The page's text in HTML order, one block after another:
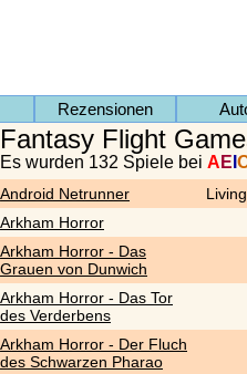
Rezensionen
Fantasy Flight
Es wurden 132 Spiele bei A E
Android Netrunner
Arkham Horror
Arkham Horror - Das
Grauen von Dunwich
Arkham Horror - Das Tor
des Verderbens
Arkham Horror - Der Fluch
des Schwarzen Pharao